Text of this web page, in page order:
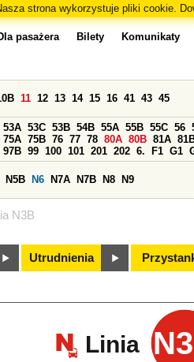
strona wykorzystuje pliki cookie.
N3B
pasażera Bilety Komunikaty
11 12 13 14 15 16 41 43 45
53A 53C 53B 54B 55A 55B 55C 56
75A 75B 76 77 78 80A 80B 81A
97B 99 100 101 201 202 6. F1 G1
N5B N6 N7A N7B N8 N9
Utrudnienia
Linia